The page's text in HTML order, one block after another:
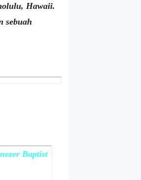
Hawaii.
sebuah
Baptist